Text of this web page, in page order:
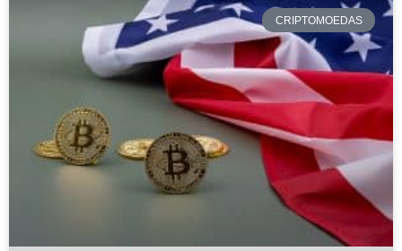
CRIPTOMOEDAS